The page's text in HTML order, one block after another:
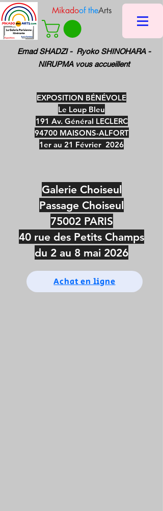
Mikadoof theArts
Emad SHADZI - Ryoko SHINOHARA -
NIRUPMA vous accueillent
EXPOSITION BÉNÉVOLE
Le Loup Bleu
191 Av. Général LECLERC
94700 MAISONS-ALFORT
1er au 21 Février 2026
Galerie Choiseul
Passage Choiseul
75002 PARIS
40 rue des Petits Champs
du 2 au 8 mai 2026
Achat en ligne